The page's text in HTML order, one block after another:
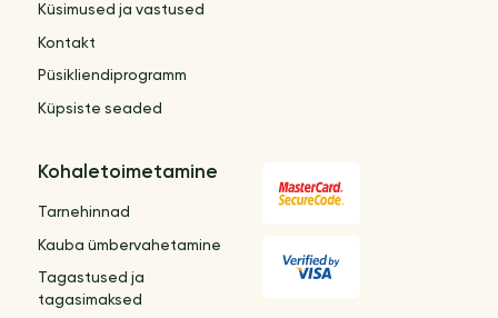
Küsimused ja vastused
Kontakt
Püsikliendiprogramm
Küpsiste seaded
Kohaletoimetamine
Tarnehinnad
Kauba ümbervahetamine
Tagastused ja
tagasimaksed